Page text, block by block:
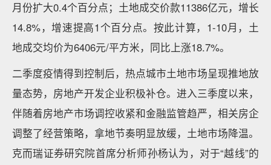
月份扩大0.4个百分点；土地成交价款11386亿元，增长
14.8%，增速提高1个百分点。按此计算，1-10月，土
地成交均价为6406元/平方米，同比上涨18.7%。
二季度疫情得到控制后，热点城市土地市场呈现推地放
量态势，房地产开发企业积极补仓。进入三季度以来，
伴随着房地产市场调控收紧和金融监管趋严，相关房企
调整了经营策略，拿地节奏明显放缓，土地市场降温。
克而瑞证券研究院首席分析师孙杨认为，对于“越线”的